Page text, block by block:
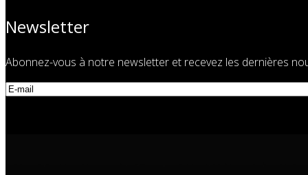
Newsletter
Abonnez-vous à notre newsletter et recevez les dernières